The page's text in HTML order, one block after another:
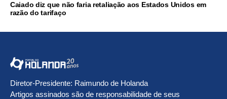
Caiado diz que não faria retaliação aos Estados Unidos em
razão do tarifaço
Diretor-Presidente: Raimundo de Holanda
Artigos assinados são de responsabilidade de seus